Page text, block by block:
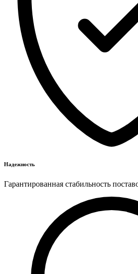
Надежность
Гарантированная стабильность